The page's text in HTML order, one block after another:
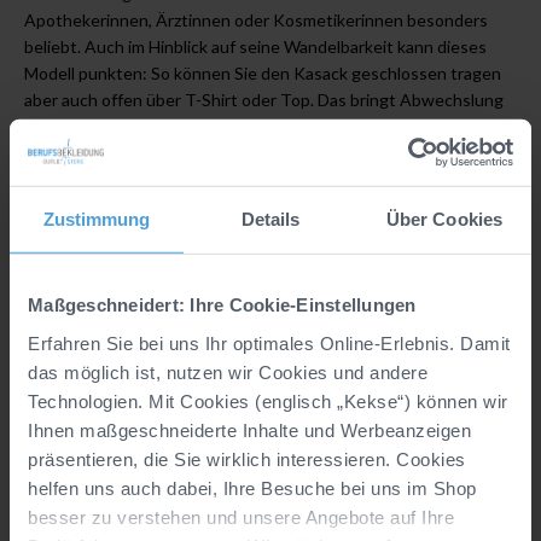
Zustimmung Details Über Cookies
Maßgeschneidert: Ihre Cookie-Einstellungen
Erfahren Sie bei uns Ihr optimales Online-Erlebnis. Damit
das möglich ist, nutzen wir Cookies und andere
Technologien. Mit Cookies (englisch „Kekse“) können wir
Ihnen maßgeschneiderte Inhalte und Werbeanzeigen
präsentieren, die Sie wirklich interessieren. Cookies
helfen uns auch dabei, Ihre Besuche bei uns im Shop
besser zu verstehen und unsere Angebote auf Ihre
Apothekerinnen, Ärztinnen oder Kosmetikerinnen besonders
beliebt. Auch im Hinblick auf seine Wandelbarkeit kann dieses
Modell punkten: So können Sie den Kasack geschlossen tragen
aber auch offen über T-Shirt oder Top. Das bringt Abwechslung
in Ihr Arbeitsoutfit! Hinweis: Damen mit einer größeren
Oberweite wählen den Kasack am besten eine Nummer größer
CLINIC & JOB DRESS GmbH, Marke
CLINIC DRESS, In der Welle 14, DE, 49565
Bramsche, info@clinicdress.de
Material: 100% Baumwolle
Industriewäsche geeignet nach EN ISO 15797:
Nein
Materialgewicht (g/m²):210